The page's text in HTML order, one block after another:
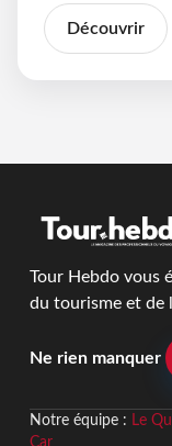
Découvrir
Tour Hebdo vous
du tourisme et de
Ne rien manquer
Notre équipe : Le